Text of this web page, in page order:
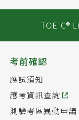
TOEIC®
考前確認
應試須知
應考資訊查詢
測驗考區異動申請